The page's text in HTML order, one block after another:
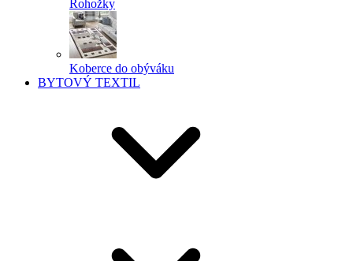
Rohožky
Koberce do obýváku
BYTOVÝ TEXTIL